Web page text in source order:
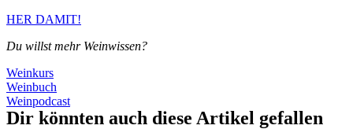
HER DAMIT!
Du willst mehr Weinwissen?
Weinkurs
Weinbuch
Weinpodcast
Dir könnten auch diese Artikel gefallen